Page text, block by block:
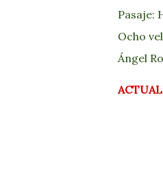
Pasaje:
Ocho
Ángel